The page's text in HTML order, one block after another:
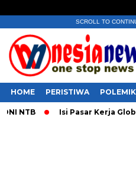
SCROLL TO
HOME PERISTIWA POLEMIK
​Isi Pasar Kerja Global,